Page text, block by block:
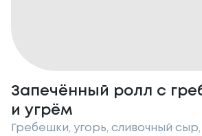
Запечённый ролл с
и угрём
Гребешки, угорь, сливочный